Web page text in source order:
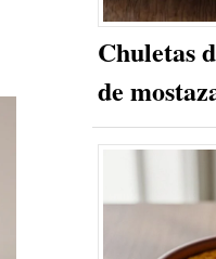
Chuletas
de